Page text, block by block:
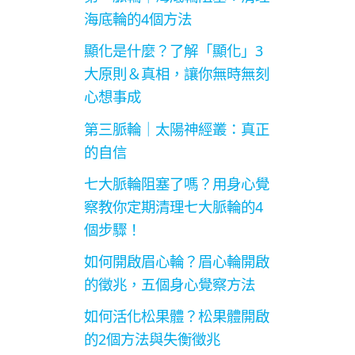
海底輪的4個方法
顯化是什麼？了解「顯化」3
大原則＆真相，讓你無時無刻
心想事成
第三脈輪｜太陽神經叢：真正
的自信
七大脈輪阻塞了嗎？用身心覺
察教你定期清理七大脈輪的4
個步驟！
如何開啟眉心輪？眉心輪開啟
的徵兆，五個身心覺察方法
如何活化松果體？松果體開啟
的2個方法與失衡徵兆